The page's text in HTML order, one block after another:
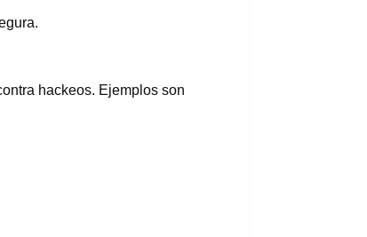
hackeos. Ejemplos son